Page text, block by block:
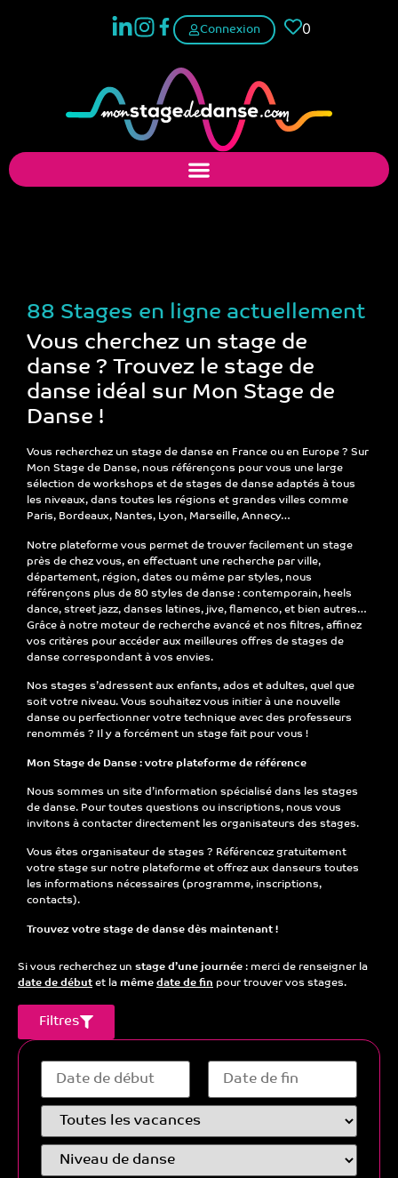
Connexion 0
88 Stages en ligne actuellement
Vous cherchez un stage de
danse ? Trouvez le stage de
danse idéal sur Mon Stage de
Danse !
Vous recherchez un stage de danse en France ou en Europe ? Sur
Mon Stage de Danse, nous référençons pour vous une large
sélection de workshops et de stages de danse adaptés à tous
les niveaux, dans toutes les régions et grandes villes comme
Paris, Bordeaux, Nantes, Lyon, Marseille, Annecy…
Notre plateforme vous permet de trouver facilement un stage
près de chez vous, en effectuant une recherche par ville,
département, région, dates ou même par styles, nous
référençons plus de 80 styles de danse : contemporain, heels
dance, street jazz, danses latines, jive, flamenco, et bien autres…
Grâce à notre moteur de recherche avancé et nos filtres, affinez
vos critères pour accéder aux meilleures offres de stages de
danse correspondant à vos envies.
Nos stages s’adressent aux enfants, ados et adultes, quel que
soit votre niveau. Vous souhaitez vous initier à une nouvelle
danse ou perfectionner votre technique avec des professeurs
renommés ? Il y a forcément un stage fait pour vous !
Mon Stage de Danse : votre plateforme de référence
Nous sommes un site d’information spécialisé dans les stages
de danse. Pour toutes questions ou inscriptions, nous vous
invitons à contacter directement les organisateurs des stages.
Vous êtes organisateur de stages ? Référencez gratuitement
votre stage sur notre plateforme et offrez aux danseurs toutes
les informations nécessaires (programme, inscriptions,
contacts).
Trouvez votre stage de danse dès maintenant !
Si vous recherchez un stage d’une journée : merci de renseigner la
date de débutet la même date de fin pour trouver vos stages.
Filtres